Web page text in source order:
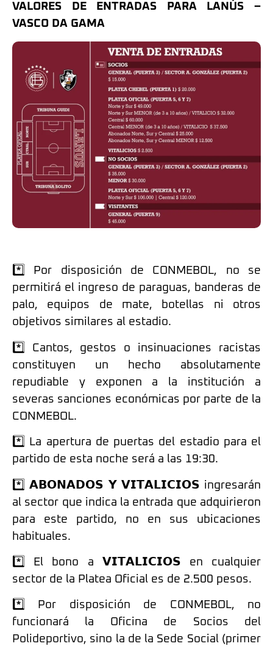
VALORES DE ENTRADAS PARA LANÚS –
VASCO DA GAMA
*️⃣ Por disposición de CONMEBOL, no se
permitirá el ingreso de paraguas, banderas de
palo, equipos de mate, botellas ni otros
objetivos similares al estadio.
*️⃣ Cantos, gestos o insinuaciones racistas
constituyen un hecho absolutamente
repudiable y exponen a la institución a
severas sanciones económicas por parte de la
CONMEBOL.
*️⃣ La apertura de puertas del estadio para el
partido de esta noche será a las 19:30.
*️⃣ 𝗔𝗕𝗢𝗡𝗔𝗗𝗢𝗦 𝗬 𝗩𝗜𝗧𝗔𝗟𝗜𝗖𝗜𝗢𝗦 ingresarán
al sector que indica la entrada que adquirieron
para este partido, no en sus ubicaciones
habituales.
*️⃣ El bono a 𝗩𝗜𝗧𝗔𝗟𝗜𝗖𝗜𝗢𝗦 en cualquier
sector de la Platea Oficial es de 2.500 pesos.
*️⃣ Por disposición de CONMEBOL, no
funcionará la Oficina de Socios del
Polideportivo, sino la de la Sede Social (primer